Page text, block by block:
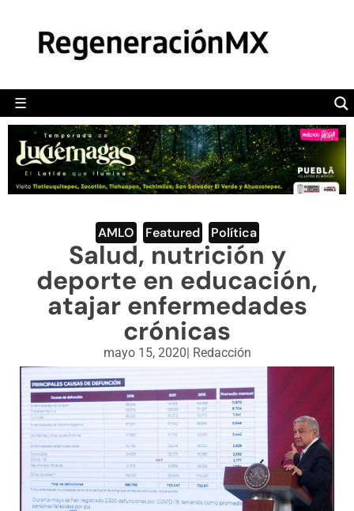
☰
POLÍTICA
CAMALEÓN
OPINIÓN
DEPORTES
ENGLISH SECTION
VIDEOS
AMLO Featured Política
Salud, nutrición y
deporte en educación,
atajar enfermedades
crónicas
mayo 15, 2020| Redacción